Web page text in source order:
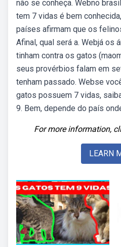
não se conheça. Webno
tem 7 vidas é bem
países afirmam que os
Afinal, qual será a. Webjá os
tinham contra os gatos
seus provérbios falam em
tenham passado. Webse
gatos possuem 7 vidas,
9. Bem, depende do país
For more information,
LEARN